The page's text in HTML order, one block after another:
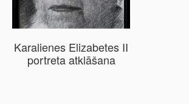
Karalienes Elizabetes II
portreta atklāšana